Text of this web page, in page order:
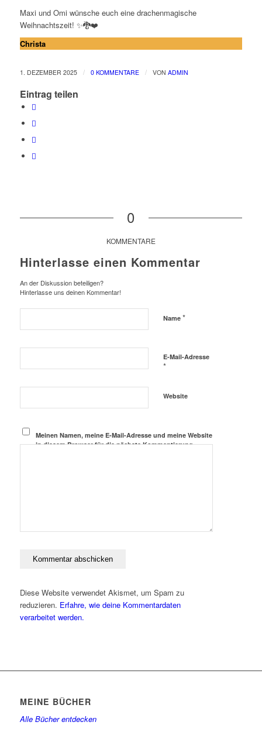
Maxi und Omi wünsche euch eine drachenmagische
Weihnachtszeit! ✨🐉❤️
Christa
1. DEZEMBER 2025 / 0 KOMMENTARE / VON ADMIN
Eintrag teilen
0
KOMMENTARE
Hinterlasse einen Kommentar
An der Diskussion beteiligen?
Hinterlasse uns deinen Kommentar!
Name *
E-Mail-Adresse
*
Website
Meinen Namen, meine E-Mail-Adresse und meine Website
in diesem Browser für die nächste Kommentierung
Diese Website verwendet Akismet, um Spam zu
reduzieren. Erfahre, wie deine Kommentardaten
verarbeitet werden.
MEINE BÜCHER
Alle Bücher entdecken